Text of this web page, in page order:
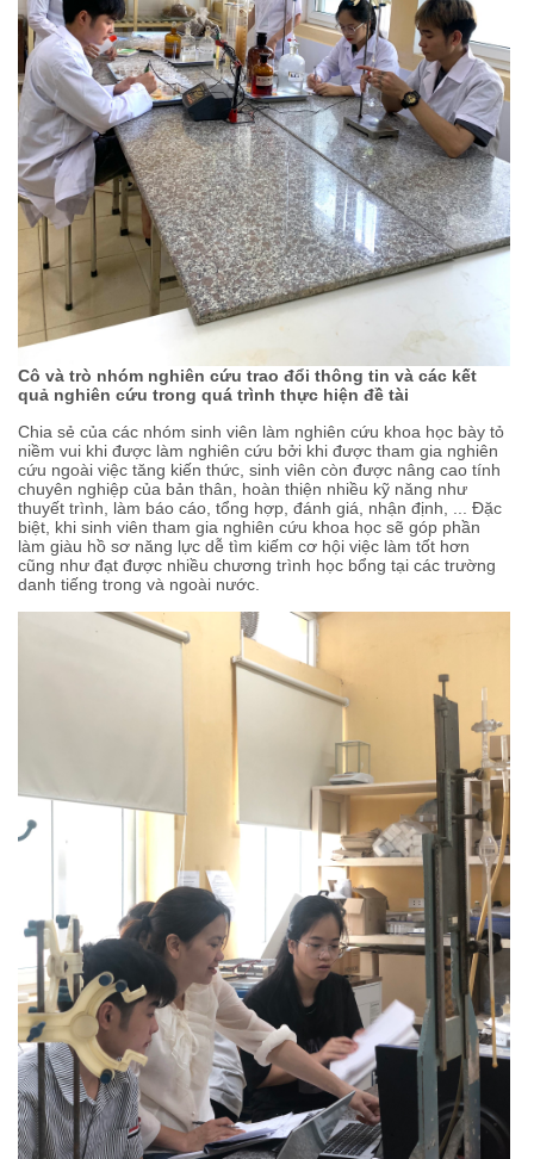
Cô và trò nhóm nghiên cứu trao đổi thông tin và các kết
quả nghiên cứu trong quá trình thực hiện đề tài
Chia sẻ của các nhóm sinh viên làm nghiên cứu khoa học bày tỏ
niềm vui khi được làm nghiên cứu bởi khi được tham gia nghiên
cứu ngoài việc tăng kiến thức, sinh viên còn được nâng cao tính
chuyên nghiệp của bản thân, hoàn thiện nhiều kỹ năng như
thuyết trình, làm báo cáo, tổng hợp, đánh giá, nhận định, ... Đặc
biệt, khi sinh viên tham gia nghiên cứu khoa học sẽ góp phần
làm giàu hồ sơ năng lực dễ tìm kiếm cơ hội việc làm tốt hơn
cũng như đạt được nhiều chương trình học bổng tại các trường
danh tiếng trong và ngoài nước.